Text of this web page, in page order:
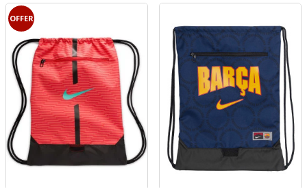
OFFER